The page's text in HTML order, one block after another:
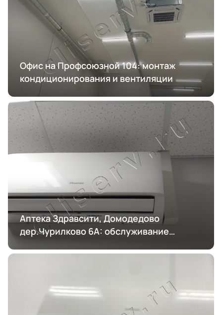
Офис на Профсоюзной 104: монтаж
кондиционирования и вентиляции
Аптека Здравсити, Домодедово
дер.Чурилково 6А: обслуживание